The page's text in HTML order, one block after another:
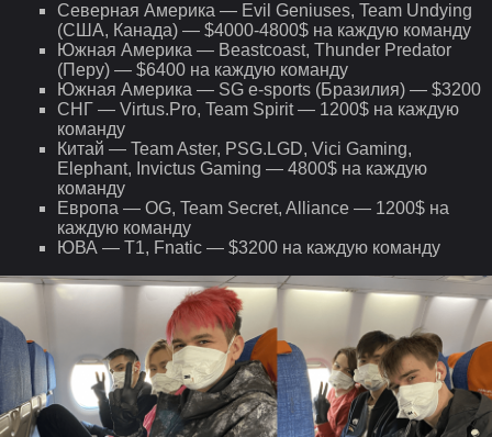
Северная Америка — Evil Geniuses, Team Undying
(США, Канада) — $4000-4800$ на каждую команду
Южная Америка — Beastcoast, Thunder Predator
(Перу) — $6400 на каждую команду
Южная Америка — SG e-sports (Бразилия) — $3200
СНГ — Virtus.Pro, Team Spirit — 1200$ на каждую
команду
Китай — Team Aster, PSG.LGD, Vici Gaming,
Elephant, Invictus Gaming — 4800$ на каждую
команду
Европа — OG, Team Secret, Alliance — 1200$ на
каждую команду
ЮВА — T1, Fnatic — $3200 на каждую команду